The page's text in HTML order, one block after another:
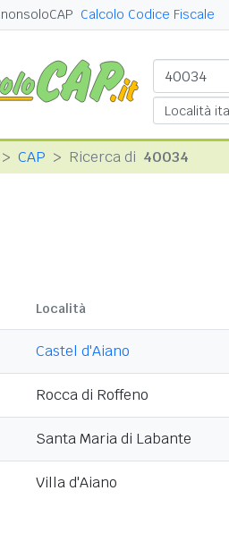
nonsoloCAP Calcolo Codice Fiscale
CAP Ricerca di 40034
Località
Castel d'Aiano
Rocca di Roffeno
Santa Maria di Labante
Villa d'Aiano